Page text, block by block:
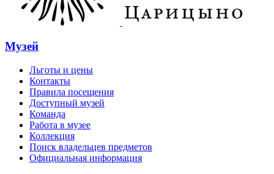
Музей
Льготы и цены
Контакты
Правила посещения
Доступный музей
Команда
Работа в музее
Коллекция
Поиск владельцев предметов
Официальная информация